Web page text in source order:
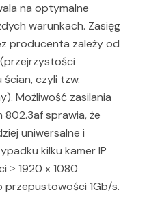
na optymalne
warunkach. Zasięg
producenta zależy od
czyli tzw.
Możliwość zasilania
802.3af sprawia, że
uniwersalne i
kilku kamer IP
≥ 1920 x 1080
przepustowości 1Gb/s.